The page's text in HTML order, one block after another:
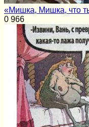
«Мишка, Мишка, что
0 966